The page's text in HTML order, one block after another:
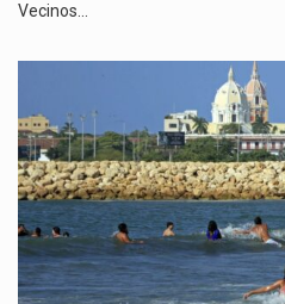
Vecinos…